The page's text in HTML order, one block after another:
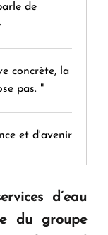
de
concrète, la
pas. "
et d'avenir
d’eau
du groupe